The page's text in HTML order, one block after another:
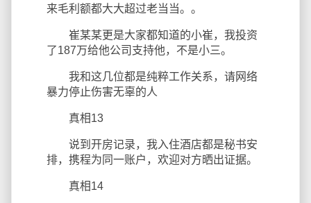
来毛利额都大大超过老当当。。
崔某某更是大家都知道的小崔，我投资
了187万给他公司支持他，不是小三。
我和这几位都是纯粹工作关系，请网络
暴力停止伤害无辜的人
真相13
说到开房记录，我入住酒店都是秘书安
排，携程为同一账户，欢迎对方晒出证据。
真相14